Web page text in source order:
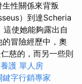
性關係來背叛
）到達Scheria
使她能夠露出自
的冒險經歷中，奧
慈的，而另一些則
護 單人房
字行銷專家